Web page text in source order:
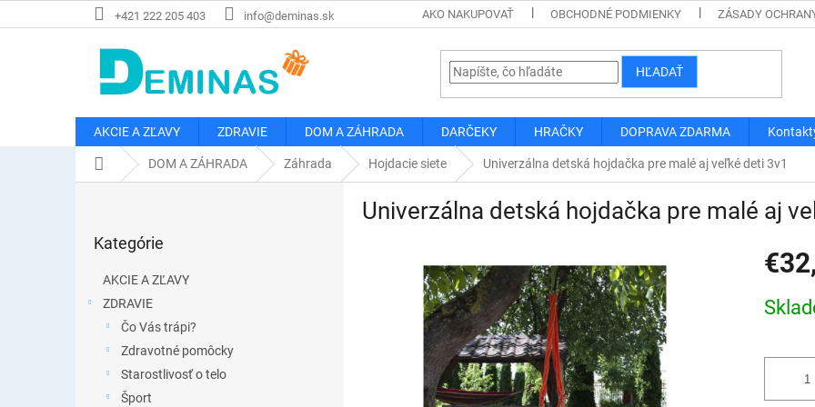
na
+421 222 205 403 info@deminas.sk AKO NAKUPOVAŤ OBCHODNÉ PODMIENKY ZÁSADY
HĽADAŤ
AKCIE A ZĽAVY ZDRAVIE DOM A ZÁHRADA DARČEKY HRAČKY DOPRAVA ZDARMA
DomovDOM A ZÁHRADA Záhrada Hojdacie siete Univerzálna detská hojdačka pre malé aj veľké deti 3v1
kategórie
Kategórie
AKCIE A ZĽAVY
ZDRAVIE
Čo Vás trápi?
Zdravotné pomôcky
Starostlivosť o telo
Šport
Univerzálna detská hojdačka pre malé aj
cena: